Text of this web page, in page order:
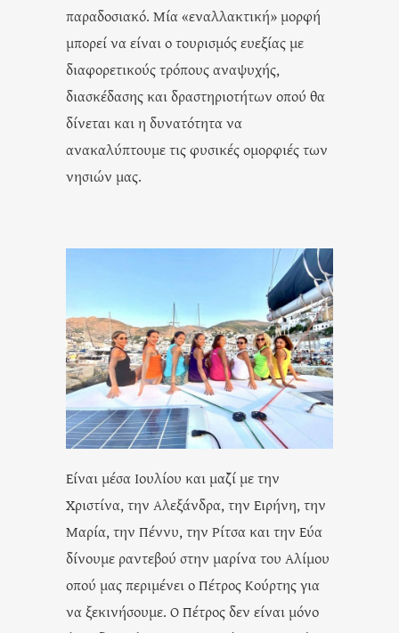
παραδοσιακό. Μία «εναλλακτική» μορφή
μπορεί να είναι ο τουρισμός ευεξίας με
διαφορετικούς τρόπους αναψυχής,
διασκέδασης και δραστηριοτήτων οπού θα
δίνεται και η δυνατότητα να
ανακαλύπτουμε τις φυσικές ομορφιές των
νησιών μας.
Είναι μέσα Ιουλίου και μαζί με την
Χριστίνα, την Αλεξάνδρα, την Ειρήνη, την
Μαρία, την Πέννυ, την Ρίτσα και την Εύα
δίνουμε ραντεβού στην μαρίνα του Αλίμου
οπού μας περιμένει ο Πέτρος Κούρτης για
να ξεκινήσουμε. Ο Πέτρος δεν είναι μόνο